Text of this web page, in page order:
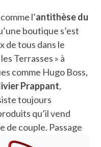
FOURRÉ AUX
ET AUX
DANS LA HALLE
ET POURQUOI PAS
l’antithèse du
boutique s’est
de tous dans le
Terrasses » à
comme Hugo Boss,
Prappant,
toujours
qu’il vend
de couple. Passage